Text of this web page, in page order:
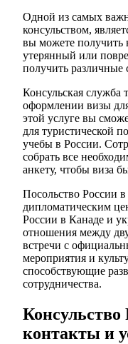
Одной из самых
консульством,
вы можете получить
утерянный или
получить различные
Консульская служба
оформлении визы
этой услуге вы
для туристической
учебы в России.
собрать все
анкету, чтобы виза
Посольство России
дипломатическим
России в Канаде и
отношения между
встречи с
мероприятия и
способствующие
сотрудничества.
Консульство
контакты и